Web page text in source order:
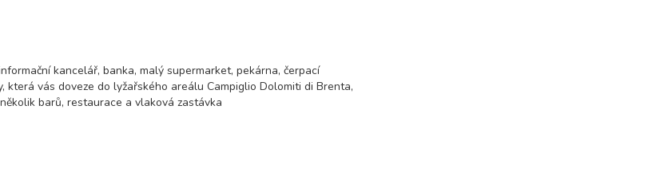
kancelář, banka, malý supermarket, pekárna, čerpací
vás doveze do lyžařského areálu Campiglio Dolomiti di Brenta,
barů, restaurace a vlaková zastávka